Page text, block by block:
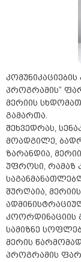
პროგრამის“
მერიის
გამართა.
შეხვედრას,
მოადგილე,
ზარანდია,
უფროსი, რამაზ
შურღაია,
კოორდინაციის
სამიზნე
მერის
პროგრამის